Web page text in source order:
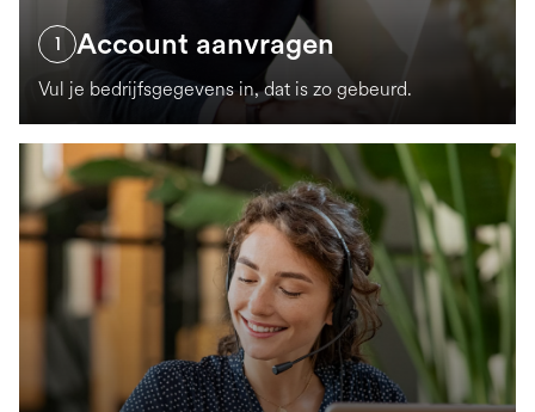
1 Account aanvragen
Vul je bedrijfsgegevens in, dat is zo gebeurd.